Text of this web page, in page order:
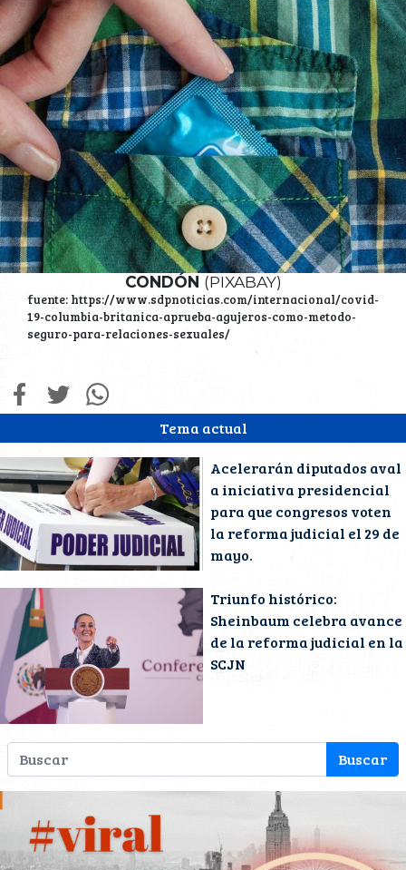
Tema actual
Acelerarán diputados aval
a iniciativa presidencial
para que congresos voten
la reforma judicial el 29 de
mayo.
Triunfo histórico:
Sheinbaum celebra avance
de la reforma judicial en la
SCJN
CONDÓN (PIXABAY)
fuente: https://www.sdpnoticias.com/internacional/covid-
19-columbia-britanica-aprueba-agujeros-como-metodo-
seguro-para-relaciones-sexuales/